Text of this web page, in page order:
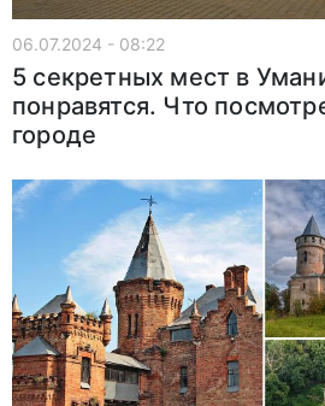
06.07.2024 - 08:22
5 секретных мест в
понравятся. Что
городе